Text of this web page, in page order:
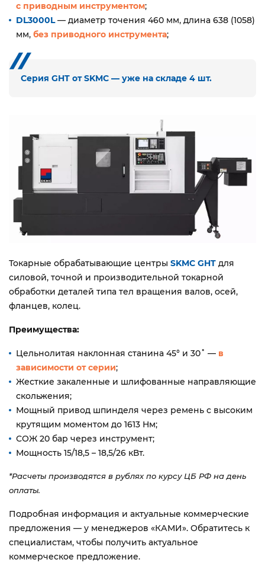
с приводным инструментом;
DL3000L— диаметр точения 460 мм, длина 638 (1058)
мм, без приводного инструмента;
Серия GHT от SKMС — уже на складе 4 шт.
Токарные обрабатывающие центры SKMС GHT для
силовой, точной и производительной токарной
обработки деталей типа тел вращения валов, осей,
фланцев, колец.
Преимущества:
Цельнолитая наклонная станина 45° и 30˚ — в
зависимости от серии;
Жесткие закаленные и шлифованные направляющие
скольжения;
Мощный привод шпинделя через ремень с высоким
крутящим моментом до 1613 Нм;
СОЖ 20 бар через инструмент;
Мощность 15/18,5 – 18,5/26 кВт.
*Расчеты производятся в рублях по курсу ЦБ РФ на день
оплаты.
Подробная информация и актуальные коммерческие
предложения — у менеджеров «КАМИ». Обратитесь к
специалистам, чтобы получить актуальное
коммерческое предложение.